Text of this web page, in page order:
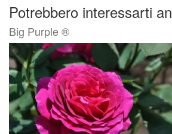
Potrebbero interessarti
Big Purple ®